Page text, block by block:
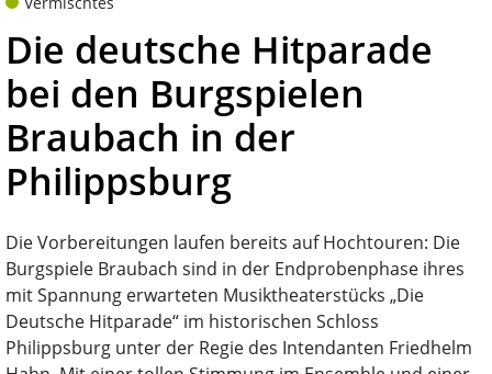
Die deutsche Hitparade
bei den Burgspielen
Braubach in der
Philippsburg
Die Vorbereitungen laufen bereits auf Hochtouren: Die
Burgspiele Braubach sind in der Endprobenphase ihres
mit Spannung erwarteten Musiktheaterstücks „Die
Deutsche Hitparade“ im historischen Schloss
Philippsburg unter der Regie des Intendanten Friedhelm